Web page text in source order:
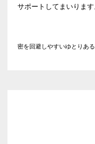
サポートしてまいります
密を回避しやすいゆとりあ
駅直結